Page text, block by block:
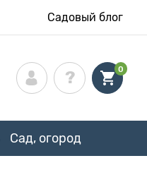
Садовый блог
0
Сад, огород